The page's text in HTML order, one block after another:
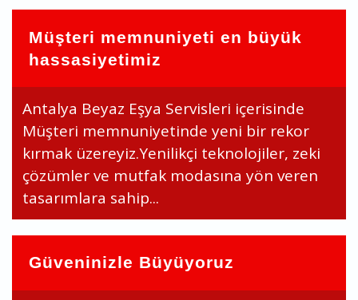
Müşteri memnuniyeti en büyük
hassasiyetimiz
Antalya Beyaz Eşya Servisleri içerisinde
Müşteri memnuniyetinde yeni bir rekor
kırmak üzereyiz.Yenilikçi teknolojiler, zeki
çözümler ve mutfak modasına yön veren
tasarımlara sahip...
Güveninizle Büyüyoruz